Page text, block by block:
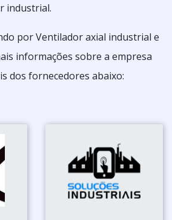
industrial.
por Ventilador axial industrial e
informações sobre a empresa
dos fornecedores abaixo: